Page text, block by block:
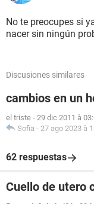
No te preocupes si
nacer sin ningún
Discusiones similares
cambios en un
el triste - 29 dic 2011 à
Sofia - 27 ago 2023 à
62 respuestas
Cuello de utero